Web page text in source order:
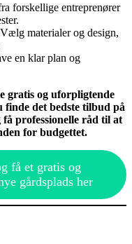
forskellige entreprenører
Vælg materialer og design,
en klar plan og
gratis og uforpligtende
det bedste tilbud på
professionelle råd til at
for budgettet.
få et gratis og
gårdsplads her